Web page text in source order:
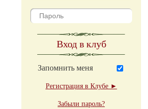
Вход в клуб
Запомнить меня
Регистрация в Клубе ►
Забыли пароль?